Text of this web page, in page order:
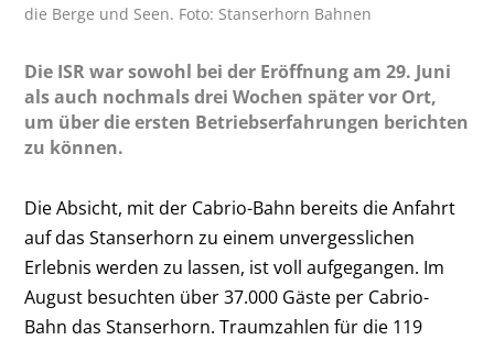
die Berge und Seen. Foto: Stanserhorn Bahnen
Die ISR war sowohl bei der Eröffnung am 29. Juni
als auch nochmals drei Wochen später vor Ort,
um über die ersten Betriebserfahrungen berichten
zu können.
Die Absicht, mit der Cabrio-Bahn bereits die Anfahrt
auf das Stanserhorn zu einem unvergesslichen
Erlebnis werden zu lassen, ist voll aufgegangen. Im
August besuchten über 37.000 Gäste per Cabrio-
Bahn das Stanserhorn. Traumzahlen für die 119